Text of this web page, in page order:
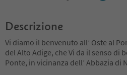
Descrizione
Vi diamo il benvenuto all’ Oste al
del Alto Adige, che Vi da il senso di
Ponte, in vicinanza dell’ Abbazia di